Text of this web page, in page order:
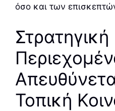
όσο και των
Στρατηγική
Τοπική